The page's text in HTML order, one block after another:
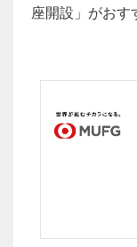
座開設」がおす